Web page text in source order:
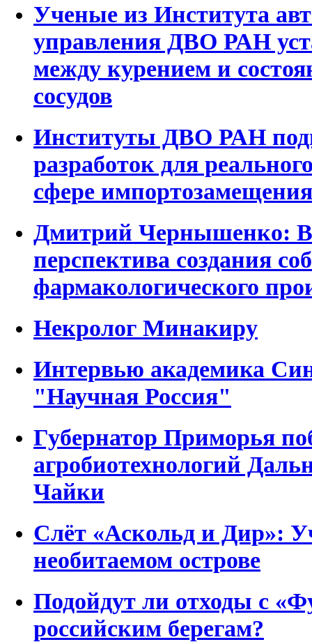
Ученые из Института
управления ДВО РАН
между курением и
сосудов
Институты ДВО РАН
разработок для
сфере импортозамещения
Дмитрий Чернышенко: В
перспектива создания
фармакологического
Некролог Минакиру
Интервью академика
"Научная Россия"
Губернатор Приморья
агробиотехнологий
Чайки
Слёт «Аскольд и Дир»:
необитаемом острове
Подойдут ли отходы с
российским берегам?